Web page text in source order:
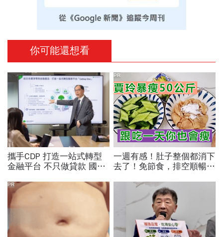
你可能還想看
攜手CDP 打造一站式轉型
金融平台 不只做貸款 國泰
一週有感！肚子整個都消下
去了！免節食，排空順暢就
PR
PR